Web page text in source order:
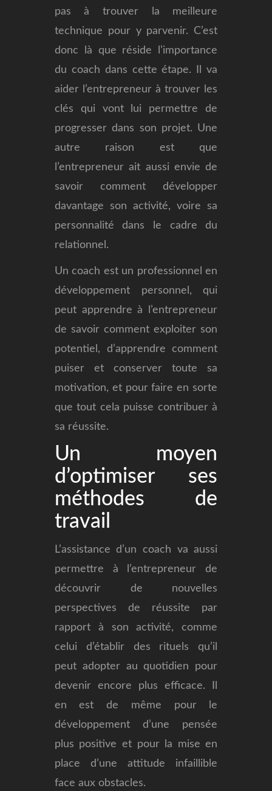
pas à trouver la meilleure
technique pour y parvenir. C’est
donc là que réside l’importance
du coach dans cette étape. Il va
aider l’entrepreneur à trouver les
clés qui vont lui permettre de
progresser dans son projet. Une
autre raison est que
l’entrepreneur ait aussi envie de
savoir comment développer
davantage son activité, voire sa
personnalité dans le cadre du
relationnel.
Un coach est un professionnel en
développement personnel, qui
peut apprendre à l’entrepreneur
de savoir comment exploiter son
potentiel, d’apprendre comment
puiser et conserver toute sa
motivation, et pour faire en sorte
que tout cela puisse contribuer à
sa réussite.
Un moyen
d’optimiser ses
méthodes de
travail
L’assistance d’un coach va aussi
permettre à l’entrepreneur de
découvrir de nouvelles
perspectives de réussite par
rapport à son activité, comme
celui d’établir des rituels qu’il
peut adopter au quotidien pour
devenir encore plus efficace. Il
en est de même pour le
développement d’une pensée
plus positive et pour la mise en
place d’une attitude infaillible
face aux obstacles.